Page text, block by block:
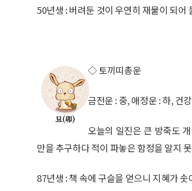
50년생 : 버려둔 것이 우연히 재물이 되어
◇ 토끼띠총운
금전운 : 중, 애정운 : 하, 건
오늘의 일진은 큰 방죽도
만을 추구하다 적이 파놓은 함정을 알지
87년생 : 책 속에 구슬을 얻으니 지혜가